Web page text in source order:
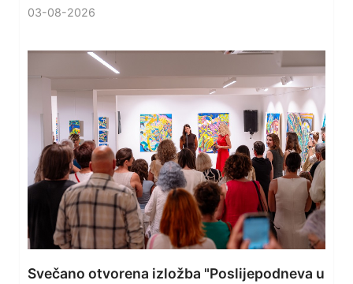
03-08-2026
Svečano otvorena izložba "Poslijepodneva u